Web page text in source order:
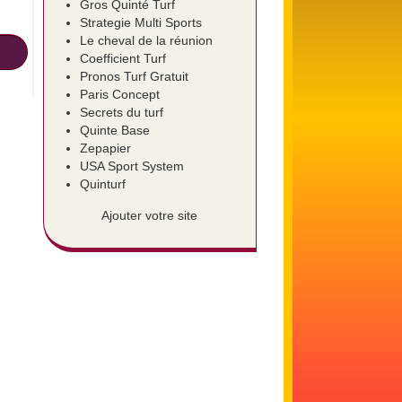
Gros Quinté Turf
Strategie Multi Sports
Le cheval de la réunion
Coefficient Turf
Pronos Turf Gratuit
Paris Concept
Secrets du turf
Quinte Base
Zepapier
USA Sport System
Quinturf
Ajouter votre site